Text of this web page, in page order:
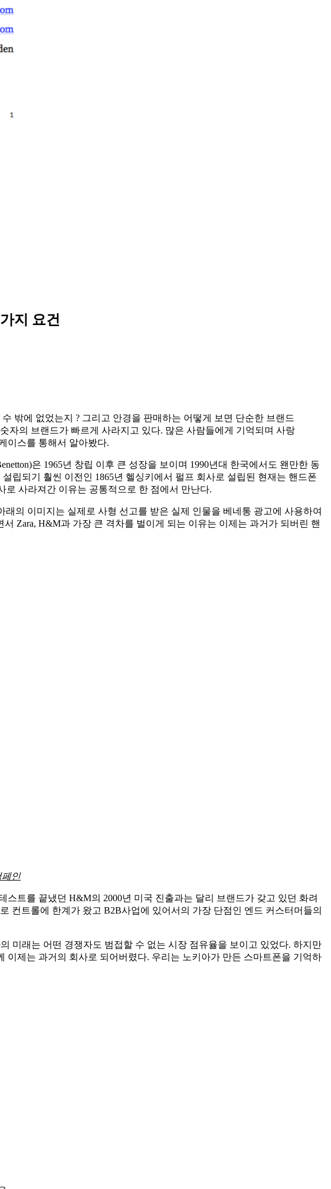
지 요건
밖에 없었는지 ? 그리고 안경을 판매하는 어떻게 보면 단순한 브랜드
자의 브랜드가 빠르게 사라지고 있다. 많은 사람들에게 기억되며 사랑
이스를 통해서 알아봤다.
은 1965년 창립 이후 큰 성장을 보이며 1990년대 한국에서도 왠만한 동
립되기 훨씬 이전인 1865년 헬싱키에서 펄프 회사로 설립된 현재는 핸드폰
로 사라져간 이유는 공통적으로 한 점에서 만난다.
의 이미지는 실제로 사형 선고를 받은 실제 인물을 베네통 광고에 사용하여
Zara, H&M과 가장 큰 격차를 벌이게 되는 이유는 이제는 과거가 되버린 핸
페인
트를 끝냈던 H&M의 2000년 미국 진출과는 달리 브랜드가 갖고 있던 화려
컨트롤에 한계가 왔고 B2B사업에 있어서의 가장 단점인 엔드 커스터머들의
미래는 어떤 경쟁자도 범접할 수 없는 시장 점유율을 보이고 있었다. 하지만
제는 과거의 회사로 되어버렸다. 우리는 노키아가 만든 스마트폰을 기억하